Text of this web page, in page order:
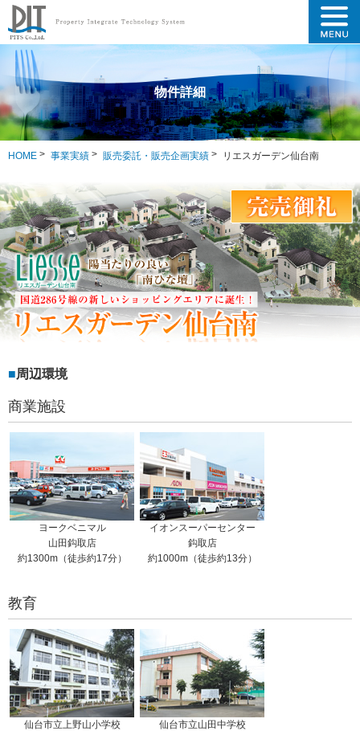
物件詳細
HOME 事業実績 販売委託・販売企画実績 リエスガーデン仙台南
周辺環境
商業施設
ヨークベニマル
山田鈎取店
約1300m（徒歩約17分）
イオンスーパーセンター
鈎取店
約1000m（徒歩約13分）
教育
仙台市立上野山小学校
仙台市立山田中学校